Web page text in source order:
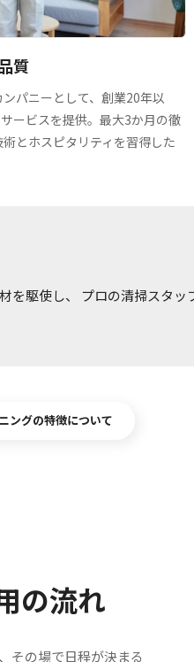
質
パニーとして、創業20年以
ービスを提供。最大3か月の徹
とホスピタリティを習得した
駆使し、 プロの清掃スタ
ングの特徴について
の流れ
その場で日程が決まる